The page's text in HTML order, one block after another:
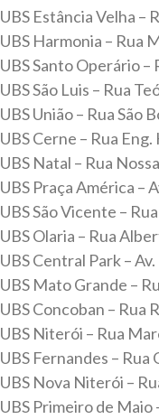
UBS Estância Velha –
UBS Harmonia – Rua
UBS Santo Operário –
UBS São Luis – Rua
UBS União – Rua São
UBS Cerne – Rua
UBS Natal – Rua
UBS Praça América –
UBS São Vicente –
UBS Olaria – Rua
UBS Central Park –
UBS Mato Grande –
UBS Concoban – Rua
UBS Niterói – Rua
UBS Fernandes –
UBS Nova Niterói –
UBS Primeiro de Maio